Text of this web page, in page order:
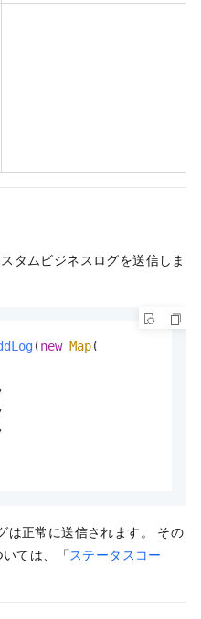
タムビジネスログを送信しま
(new Map(
は正常に送信されます。 その
ては、「ステータスコー